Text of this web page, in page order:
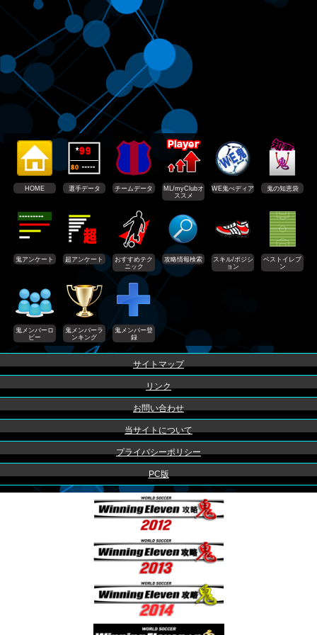
HOME 選手データ チームデータ
ML/myClubオ
ススメ
WE鬼ぺディア 鬼の知恵袋
鬼アンケート 超アンケート
おすすめテク
ニック
攻略情報検索
スキル/ポジシ
ョン
ベストイレブ
ン
鬼メンバーロ
ビー
鬼メンバーラ
ンキング
鬼メンバー登
録
サイトマップ
リンク
お問い合わせ
当サイトについて
プライバシーポリシー
PC版